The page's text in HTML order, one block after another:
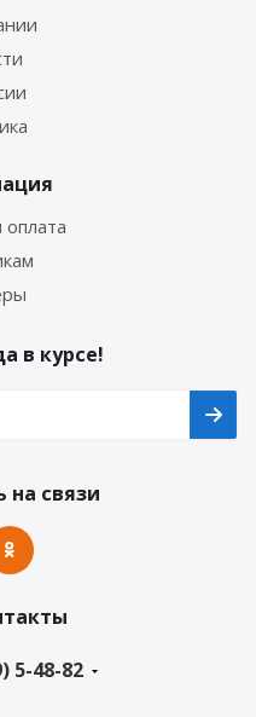
оплата
в курсе!
на связи
5-48-82